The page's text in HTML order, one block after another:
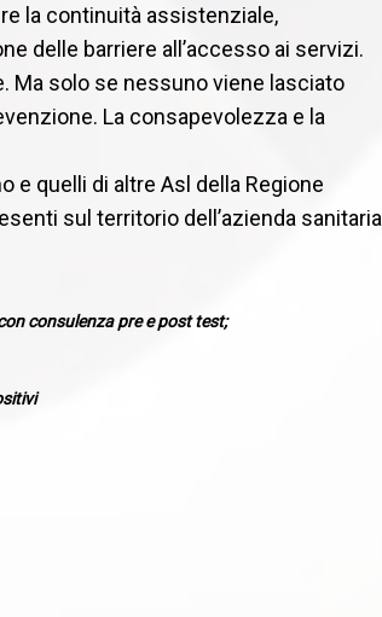
la continuità assistenziale,
delle barriere all’accesso ai servizi.
Ma solo se nessuno viene lasciato
La consapevolezza e la
e quelli di altre Asl della Regione
sul territorio dell’azienda sanitaria
consulenza pre e post test;